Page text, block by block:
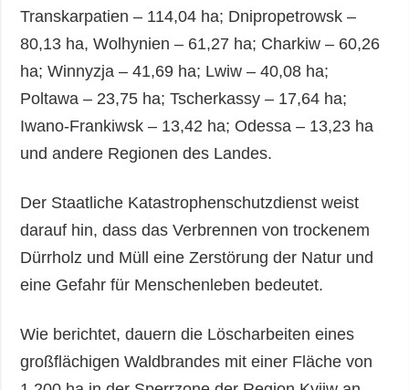
Transkarpatien – 114,04 ha; Dnipropetrowsk –
80,13 ha, Wolhynien – 61,27 ha; Charkiw – 60,26
ha; Winnyzja – 41,69 ha; Lwiw – 40,08 ha;
Poltawa – 23,75 ha; Tscherkassy – 17,64 ha;
Iwano-Frankiwsk – 13,42 ha; Odessa – 13,23 ha
und andere Regionen des Landes.
Der Staatliche Katastrophenschutzdienst weist
darauf hin, dass das Verbrennen von trockenem
Dürrholz und Müll eine Zerstörung der Natur und
eine Gefahr für Menschenleben bedeutet.
Wie berichtet, dauern die Löscharbeiten eines
großflächigen Waldbrandes mit einer Fläche von